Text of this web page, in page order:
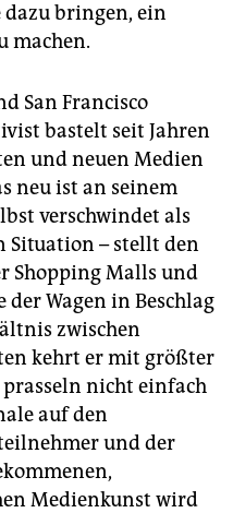
bringen, ein
machen.
San Francisco
bastelt seit Jahren
und neuen Medien
neu ist an seinem
verschwindet als
Situation – stellt den
Shopping Malls und
Wagen in Beschlag
zwischen
kehrt er mit größter
prasseln nicht einfach
auf den
und der
Medienkunst wird